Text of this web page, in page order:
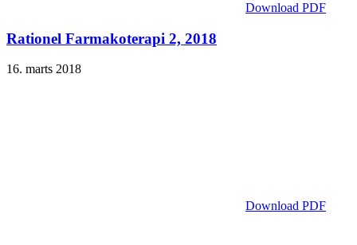
Download PDF
Rationel Farmakoterapi 2, 2018
16. marts 2018
Download PDF